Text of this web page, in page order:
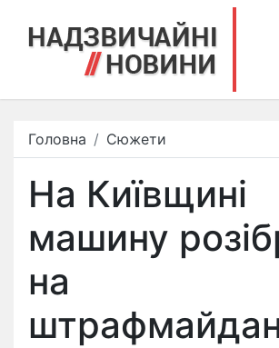
Головна Сюжети
На Київщині
машину
на